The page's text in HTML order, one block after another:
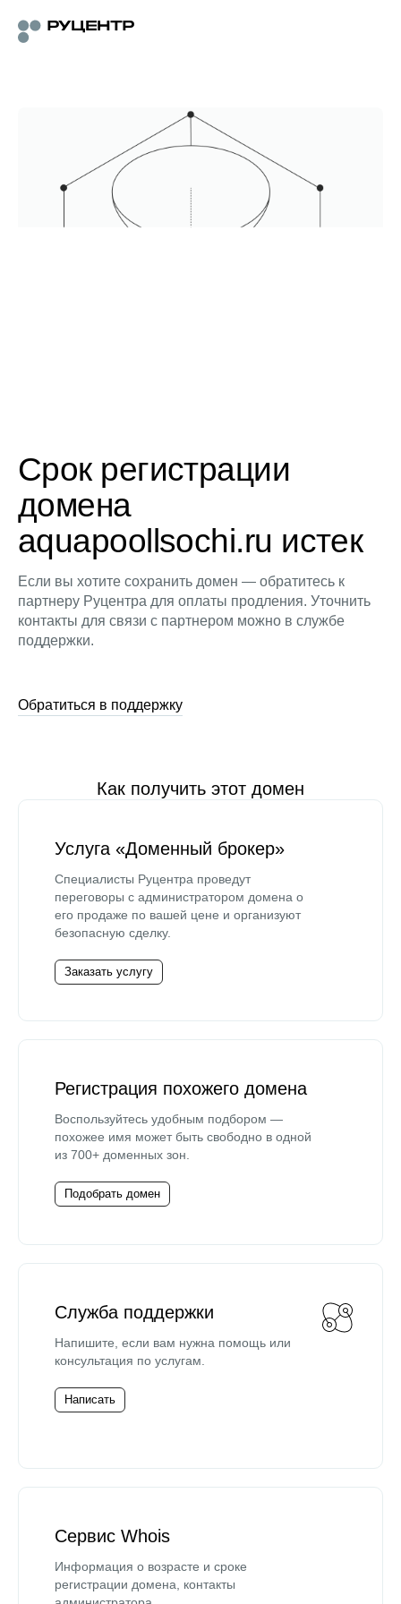
Срок регистрации
домена
aquapoollsochi.ru истек
Если вы хотите сохранить домен — обратитесь к
партнеру Руцентра для оплаты продления. Уточнить
контакты для связи с партнером можно в службе
поддержки.
Обратиться в поддержку
Как получить этот домен
Услуга «Доменный брокер»
Специалисты Руцентра проведут
переговоры с администратором домена о
его продаже по вашей цене и организуют
безопасную сделку.
Заказать услугу
Регистрация похожего домена
Воспользуйтесь удобным подбором —
похожее имя может быть свободно в одной
из 700+ доменных зон.
Подобрать домен
Служба поддержки
Напишите, если вам нужна помощь или
консультация по услугам.
Написать
Сервис Whois
Информация о возрасте и сроке
регистрации домена, контакты